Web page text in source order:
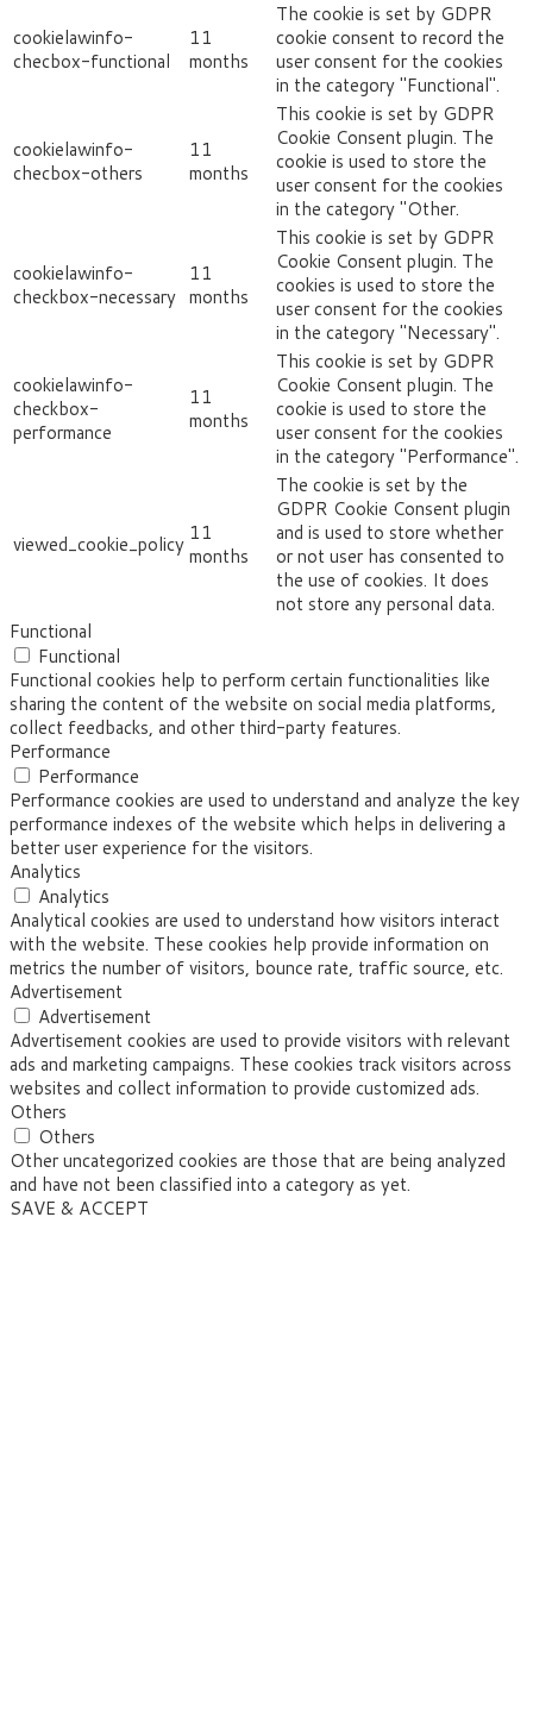
cookielawinfo-
checbox-functional
11
months
The cookie is set by GDPR
cookie consent to record the
user consent for the cookies
in the category "Functional".
cookielawinfo-
checbox-others
11
months
This cookie is set by GDPR
Cookie Consent plugin. The
cookie is used to store the
user consent for the cookies
in the category "Other.
cookielawinfo-
checkbox-necessary
11
months
This cookie is set by GDPR
Cookie Consent plugin. The
cookies is used to store the
user consent for the cookies
in the category "Necessary".
cookielawinfo-
checkbox-
performance
11
months
This cookie is set by GDPR
Cookie Consent plugin. The
cookie is used to store the
user consent for the cookies
in the category "Performance".
viewed_cookie_policy 11
months
The cookie is set by the
GDPR Cookie Consent plugin
and is used to store whether
or not user has consented to
the use of cookies. It does
not store any personal data.
Functional
Functional
Functional cookies help to perform certain functionalities like
sharing the content of the website on social media platforms,
collect feedbacks, and other third-party features.
Performance
Performance
Performance cookies are used to understand and analyze the key
performance indexes of the website which helps in delivering a
better user experience for the visitors.
Analytics
Analytics
Analytical cookies are used to understand how visitors interact
with the website. These cookies help provide information on
metrics the number of visitors, bounce rate, traffic source, etc.
Advertisement
Advertisement
Advertisement cookies are used to provide visitors with relevant
ads and marketing campaigns. These cookies track visitors across
websites and collect information to provide customized ads.
Others
Others
Other uncategorized cookies are those that are being analyzed
and have not been classified into a category as yet.
SAVE & ACCEPT